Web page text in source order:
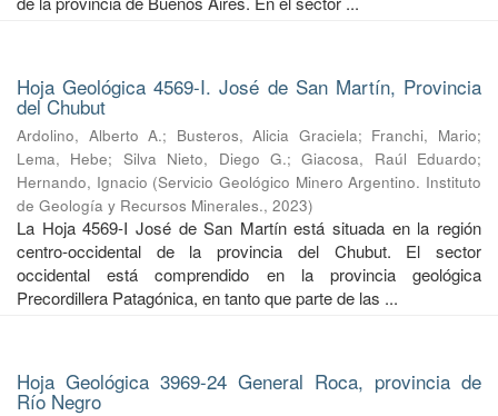
Hoja Geológica 4569-I. José de San Martín, Provincia
del Chubut
Ardolino, Alberto A.; Busteros, Alicia Graciela; Franchi, Mario;
Lema, Hebe; Silva Nieto, Diego G.;Giacosa, Raúl Eduardo;
Hernando, Ignacio (Servicio Geológico Minero Argentino. Instituto
de Geología y Recursos Minerales., 2023)
La Hoja 4569-I José de San Martín está situada en la región
centro-occidental de la provincia del Chubut. El sector
occidental está comprendido en la provincia geológica
Precordillera Patagónica, en tanto que parte de las ...
Hoja Geológica 3969-24 General Roca, provincia de
Río Negro